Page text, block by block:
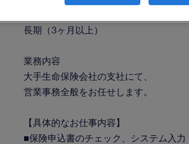
長期（3ヶ月以上）
業務内容
大手生命保険会社の支社にて、
営業事務全般をお任せします。
【具体的なお仕事内容】
■保険申込書のチェック、システム入力